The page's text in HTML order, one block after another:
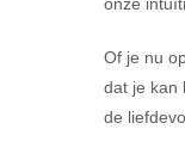
Of je nu
dat je kan
de